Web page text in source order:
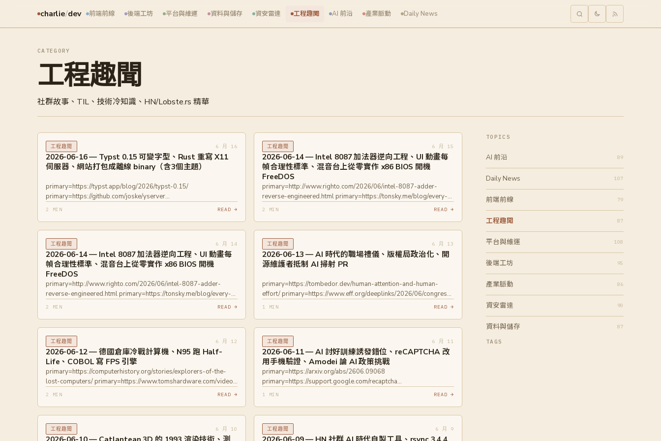
charlie/dev 前端前線 後端工坊 平台與維運 資料與儲存 資安雷達 工程趣聞 AI 前沿 產業脈動 Daily News
CATEGORY
工程趣聞
社群故事、TIL、技術冷知識、HN/Lobste.rs 精華
工程趣聞 6 月 16
2026-06-16 — Typst 0.15 可變字型、Rust 重寫 X11
伺服器、網站打包成離線 binary（含3個主題）
primary=https://typst.app/blog/2026/typst-0.15/
primary=https://github.com/joske/yserver
primary=https://github.com/tamnd/kage
2 MIN READ →
工程趣聞 6 月 15
2026-06-14 — Intel 8087 加法器逆向工程、UI 動畫每
幀合理性標準、混音台上從零實作 x86 BIOS 開機
FreeDOS
primary=http://www.righto.com/2026/06/intel-8087-adder-
reverse-engineered.html primary=https://tonsky.me/blog/every-
frame-perfect/
2 MIN READ →
工程趣聞 6 月 14
2026-06-14 — Intel 8087 加法器逆向工程、UI 動畫每
幀合理性標準、混音台上從零實作 x86 BIOS 開機
FreeDOS
primary=http://www.righto.com/2026/06/intel-8087-adder-
reverse-engineered.html primary=https://tonsky.me/blog/every-
frame-perfect/
2 MIN READ →
工程趣聞 6 月 13
2026-06-13 — AI 時代的職場禮儀、版權局政治化、開
源維護者抵制 AI 掃射 PR
primary=https://tombedor.dev/human-attention-and-human-
effort/ primary=https://www.eff.org/deeplinks/2026/06/congress-
just-rushed-through-disastrous-copyright-office-overhaul
1 MIN READ →
工程趣聞 6 月 12
2026-06-12 — 德國倉庫冷戰計算機、N95 跑 Half-
Life、COBOL 寫 FPS 引擎
primary=https://computerhistory.org/stories/explorers-of-the-
lost-computers/ primary=https://www.tomshardware.com/video-
games/handheld-gaming/developer-gets-half-life-running-at-
2 MIN READ →
工程趣聞 6 月 11
2026-06-11 — AI 討好訓練誘發錯位、reCAPTCHA 改
用手機驗證、Amodei 論 AI 政策挑戰
primary=https://arxiv.org/abs/2606.09068
primary=https://support.google.com/recaptcha
primary=https://darioamodei.com/post/policy-on-the-ai-
1 MIN READ →
工程趣聞 6 月 10 工程趣聞 6 月 9
TOPICS
AI 前沿 89
Daily News 107
前端前線 79
工程趣聞 87
平台與維運 108
後端工坊 95
產業脈動 86
資安雷達 90
資料與儲存 87
TAGS